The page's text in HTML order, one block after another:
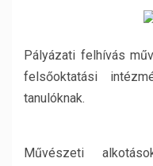
Pályázati felhívás
felsőoktatási
tanulóknak.
Művészeti